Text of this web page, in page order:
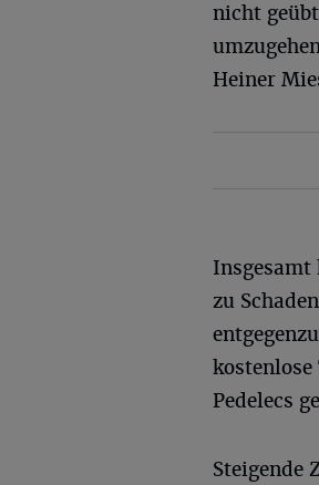
nicht
Heiner
Insgesamt
zu
Pedelecs
Steigende